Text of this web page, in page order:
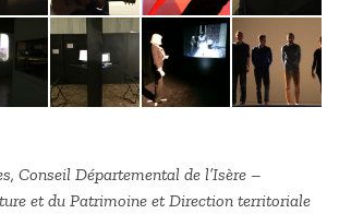
Conseil Départemental de l’Isère –
et du Patrimoine et Direction territoriale